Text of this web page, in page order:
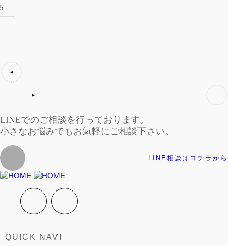
LINEでのご相談を行っております。
小さなお悩みでもお気軽にご相談下さい。
LINE相談はコチラから
QUICK NAVI